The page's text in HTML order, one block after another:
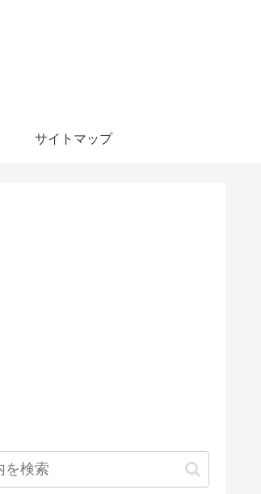
サイトマップ